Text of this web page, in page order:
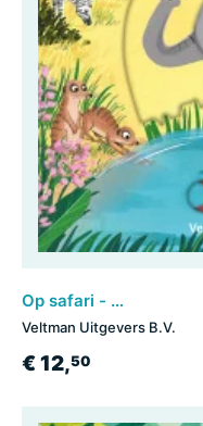
Op safari - voor kleine ontdekkingsreizigers
Veltman Uitgevers B.V.
€ 12,50